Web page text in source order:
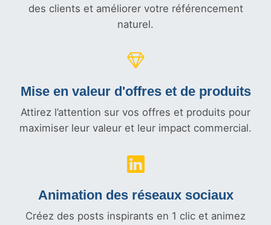
des clients et améliorer votre référencement
naturel.
Mise en valeur d'offres et de produits
Attirez l’attention sur vos offres et produits pour
maximiser leur valeur et leur impact commercial.
Animation des réseaux sociaux
Créez des posts inspirants en 1 clic et animez